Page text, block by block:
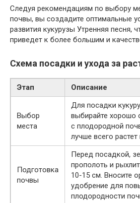
Следуя рекомендациям по выбору
почвы, вы создадите оптимальные
развития кукурузы Утренняя песня,
приведет к более большим и
Схема посадки и ухода за
Этап Описание
Выбор
места
Для посадки
выбирайте хорошо
с плодородной
лучше всего
Подготовка
почвы
Перед посадкой,
прополоть и
10-15 см. Вносите
удобрение для
плодородности